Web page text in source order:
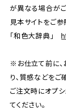
が異なる場合がご
見本サイトをご参
「和色大辞典」
※お仕立て前に、
り、質感などをご
ご注文時にオプシ
てください。